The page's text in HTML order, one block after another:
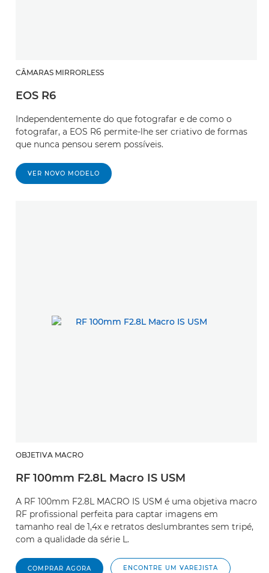
CÂMARAS MIRRORLESS
EOS R6
Independentemente do que fotografar e de como o
fotografar, a EOS R6 permite-lhe ser criativo de formas
que nunca pensou serem possíveis.
VER NOVO MODELO
OBJETIVA MACRO
RF 100mm F2.8L Macro IS USM
A RF 100mm F2.8L MACRO IS USM é uma objetiva macro
RF profissional perfeita para captar imagens em
tamanho real de 1,4x e retratos deslumbrantes sem tripé,
com a qualidade da série L.
COMPRAR AGORA ENCONTRE UM VAREJISTA